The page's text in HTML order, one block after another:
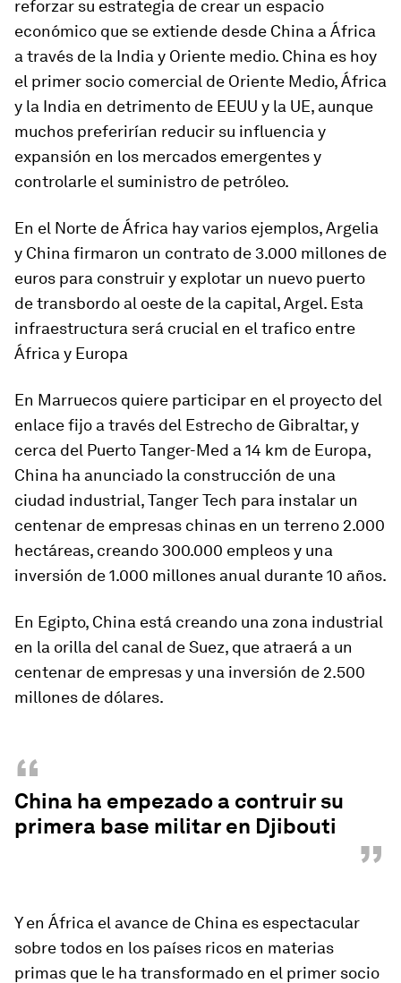
reforzar su estrategia de crear un espacio
económico que se extiende desde China a África
a través de la India y Oriente medio. China es hoy
el primer socio comercial de Oriente Medio, África
y la India en detrimento de EEUU y la UE, aunque
muchos preferirían reducir su influencia y
expansión en los mercados emergentes y
controlarle el suministro de petróleo.
En el Norte de África hay varios ejemplos, Argelia
y China firmaron un contrato de 3.000 millones de
euros para construir y explotar un nuevo puerto
de transbordo al oeste de la capital, Argel. Esta
infraestructura será crucial en el trafico entre
África y Europa
En Marruecos quiere participar en el proyecto del
enlace fijo a través del Estrecho de Gibraltar, y
cerca del Puerto Tanger-Med a 14 km de Europa,
China ha anunciado la construcción de una
ciudad industrial, Tanger Tech para instalar un
centenar de empresas chinas en un terreno 2.000
hectáreas, creando 300.000 empleos y una
inversión de 1.000 millones anual durante 10 años.
En Egipto, China está creando una zona industrial
en la orilla del canal de Suez, que atraerá a un
centenar de empresas y una inversión de 2.500
millones de dólares.
“
China ha empezado a contruir su
primera base militar en Djibouti
”
Y en África el avance de China es espectacular
sobre todos en los países ricos en materias
primas que le ha transformado en el primer socio